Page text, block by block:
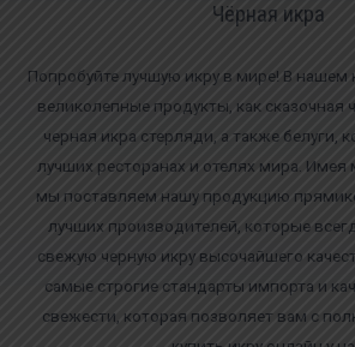
Чёрная икра
Попробуйте лучшую икру в мире! В нашем
великолепные продукты, как сказочная
черная икра стерляди, а также белуги,
лучших ресторанах и отелях мира. Имея
мы поставляем нашу продукцию
лучших производителей, которые
свежую черную икру высочайшего
самые строгие стандарты импорта и
свежести, которая позволяет вам с